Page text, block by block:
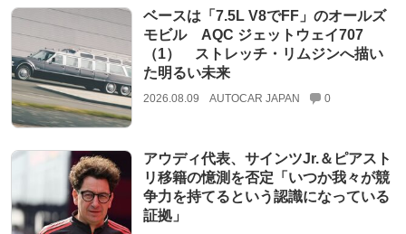
ベースは「7.5L V8でFF」のオールズ
モビル AQC ジェットウェイ707
（1） ストレッチ・リムジンへ描い
た明るい未来
2026.08.09 AUTOCAR JAPAN 0
アウディ代表、サインツJr.＆ピアスト
リ移籍の憶測を否定「いつか我々が競
争力を持てるという認識になっている
証拠」